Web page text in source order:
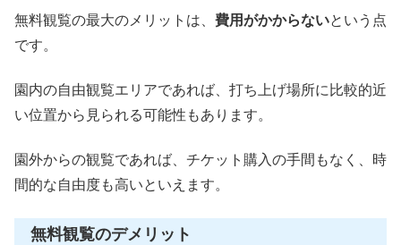
無料観覧の最大のメリットは、 費用がかからないという点
です。
園内の自由観覧エリアであれば、打ち上げ場所に比較的近
い位置から見られる可能性もあります。
園外からの観覧であれば、チケット購入の手間もなく、時
間的な自由度も高いといえます。
無料観覧のデメリット